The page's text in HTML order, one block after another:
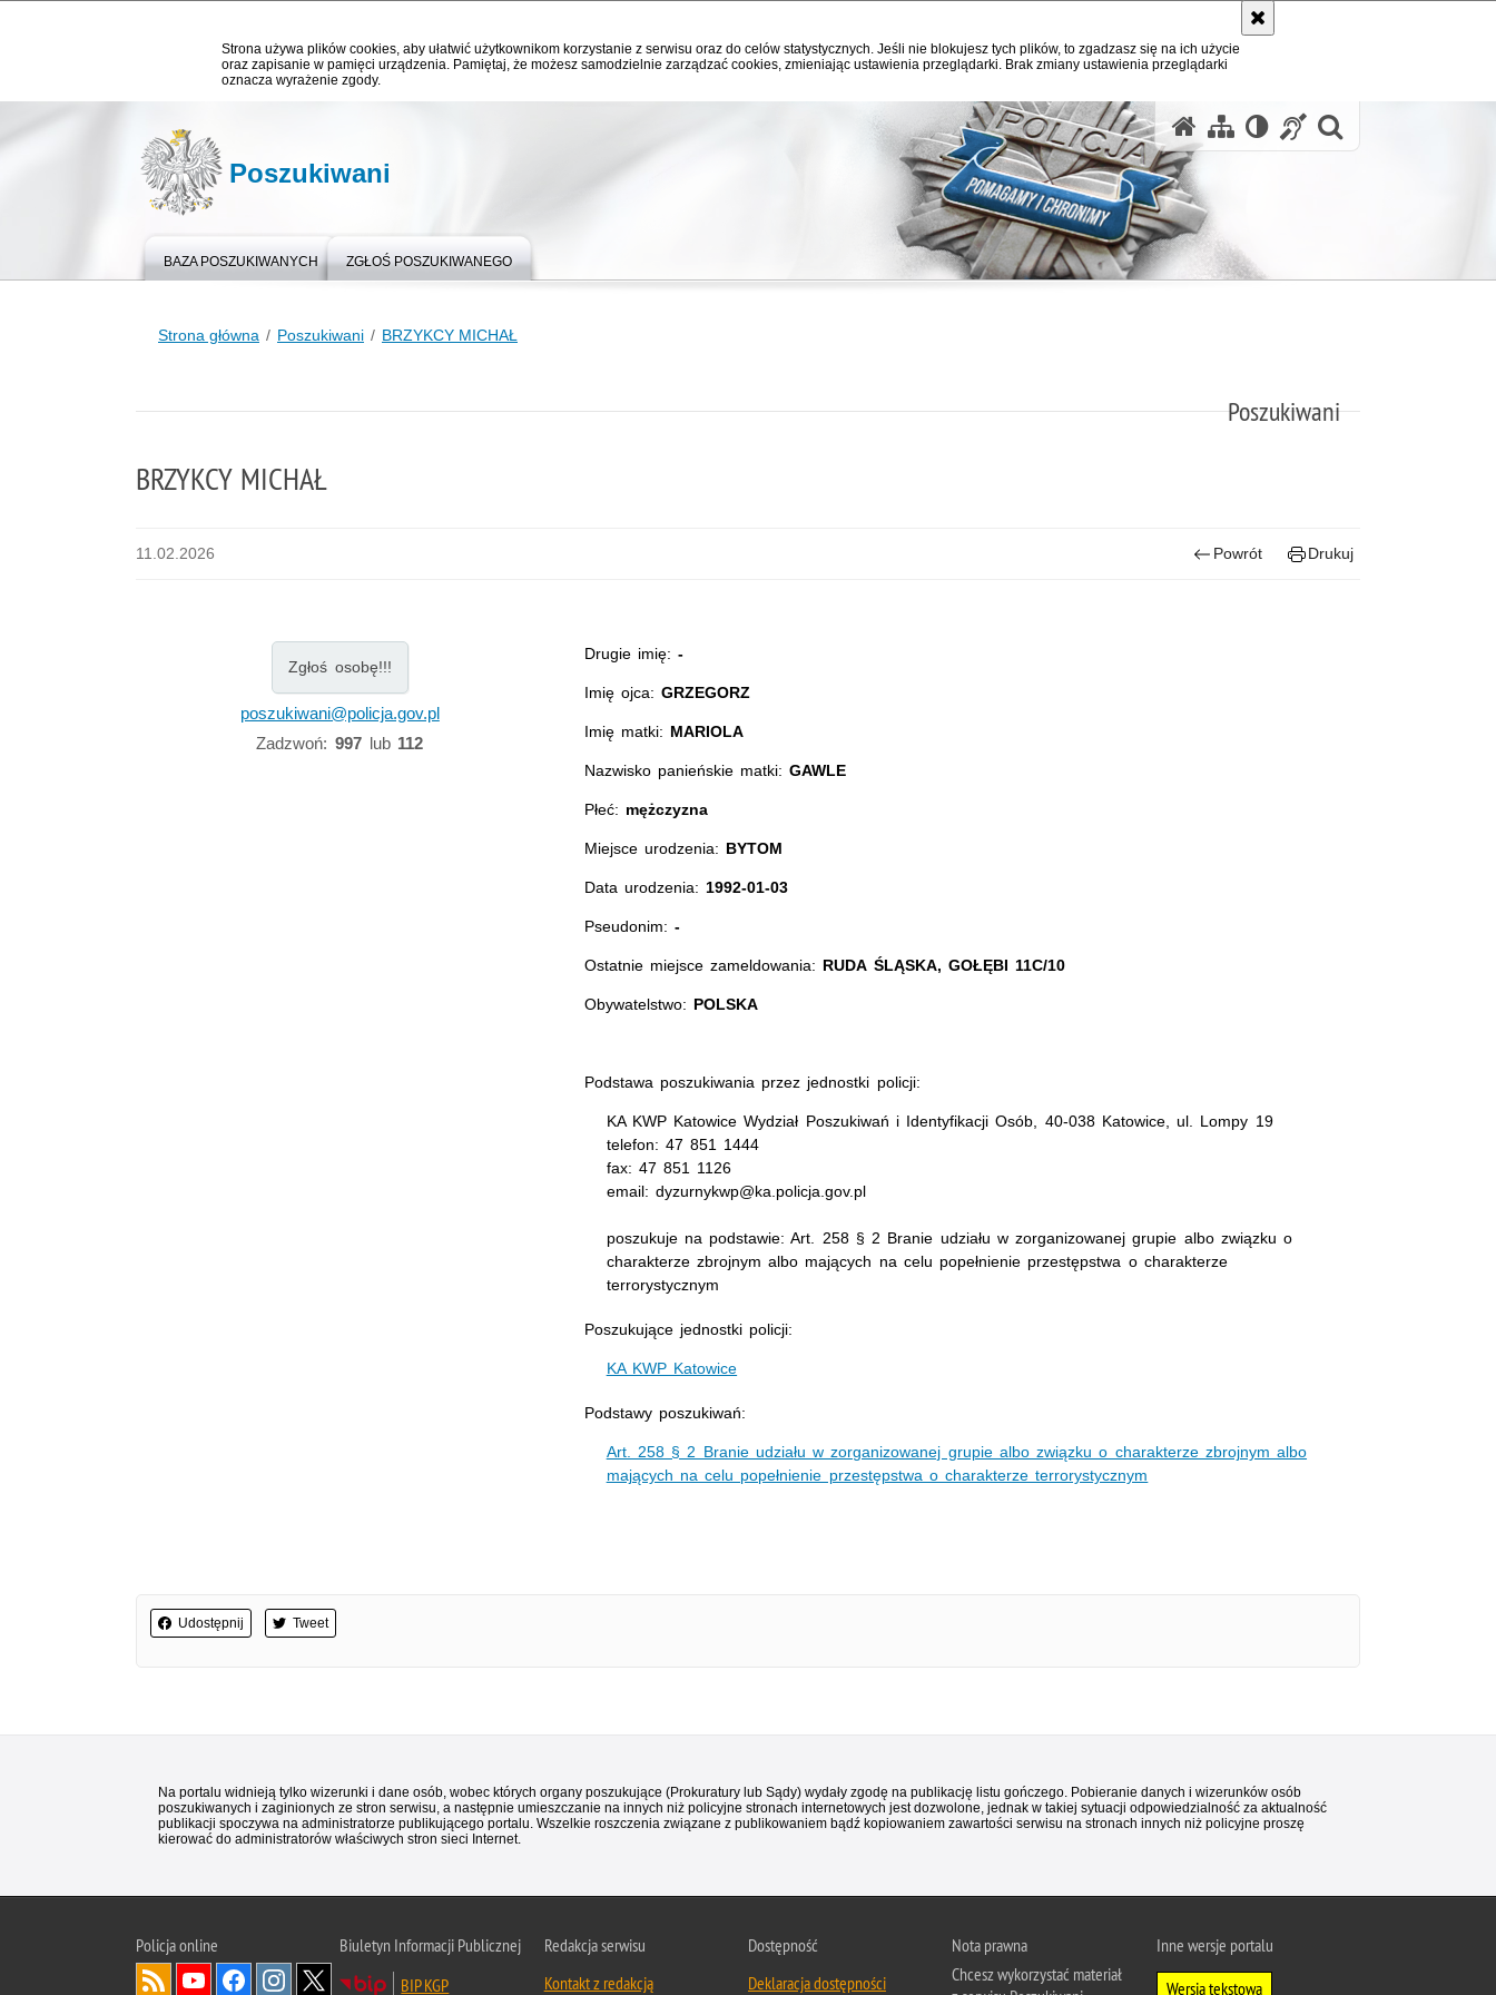
Strona używa plików cookies, aby ułatwić użytkownikom korzystanie z serwisu oraz do celów statystycznych. Jeśli nie blokujesz tych plików, to zgadzasz się na ich użycie
oraz zapisanie w pamięci urządzenia. Pamiętaj, że możesz samodzielnie zarządzać cookies, zmieniając ustawienia przeglądarki. Brak zmiany ustawienia przeglądarki
oznacza wyrażenie zgody.
Poszukiwani
BAZA POSZUKIWANYCH ZGŁOŚ POSZUKIWANEGO
Strona główna Poszukiwani BRZYKCY MICHAŁ
Poszukiwani
BRZYKCY MICHAŁ
11.02.2026 Powrót Drukuj
Zgłoś osobę!!!
poszukiwani@policja.gov.pl
Zadzwoń: 997lub 112
Drugie imię:-
Imię ojca:GRZEGORZ
Imię matki: MARIOLA
Nazwisko panieńskie matki:GAWLE
Płeć: mężczyzna
Miejsce urodzenia: BYTOM
Data urodzenia: 1992-01-03
Pseudonim: -
Ostatnie miejsce zameldowania: RUDA ŚLĄSKA, GOŁĘBI 11C/10
Obywatelstwo: POLSKA
Podstawa poszukiwania przez jednostki policji:
KA KWP Katowice Wydział Poszukiwań i Identyfikacji Osób, 40-038 Katowice, ul. Lompy 19
telefon: 47 851 1444
fax: 47 851 1126
email: dyzurnykwp@ka.policja.gov.pl
poszukuje na podstawie: Art. 258 § 2 Branie udziału w zorganizowanej grupie albo związku o
charakterze zbrojnym albo mających na celu popełnienie przestępstwa o charakterze
terrorystycznym
Poszukujące jednostki policji:
KA KWP Katowice
Podstawy poszukiwań:
Art. 258 § 2 Branie udziału w zorganizowanej grupie albo związku o charakterze zbrojnym albo
mających na celu popełnienie przestępstwa o charakterze terrorystycznym
Udostępnij Tweet
Na portalu widnieją tylko wizerunki i dane osób, wobec których organy poszukujące (Prokuratury lub Sądy) wydały zgodę na publikację listu gończego. Pobieranie danych i wizerunków osób
poszukiwanych i zaginionych ze stron serwisu, a następnie umieszczanie na innych niż policyjne stronach internetowych jest dozwolone, jednak w takiej sytuacji odpowiedzialność za aktualność
publikacji spoczywa na administratorze publikującego portalu. Wszelkie roszczenia związane z publikowaniem bądź kopiowaniem zawartości serwisu na stronach innych niż policyjne proszę
kierować do administratorów właściwych stron sieci Internet.
Policjaonline
Biuletyn Informacji Publicznej
BIP KGP
Redakcja serwisu
Kontakt z redakcją
Dostępność
Deklaracja dostępności
Nota prawna
Chcesz wykorzystać materiał
Inne wersje portalu
Wersja tekstowa